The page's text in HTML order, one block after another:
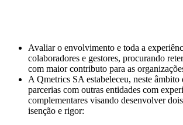
Avaliar o envolvimento e toda a
colaboradores e gestores, procurando
com maior contributo para as
A Qmetrics SA estabeleceu, neste âmbito
parcerias com outras entidades com
complementares visando desenvolver
isenção e rigor: